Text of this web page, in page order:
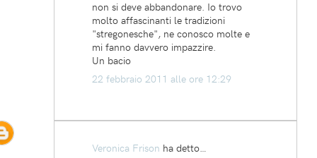
non si deve abbandonare. Io trovo
molto affascinanti le tradizioni
"stregonesche", ne conosco molte e
mi fanno davvero impazzire.
Un bacio
22 febbraio 2011 alle ore 12:29
Veronica Frison ha detto…